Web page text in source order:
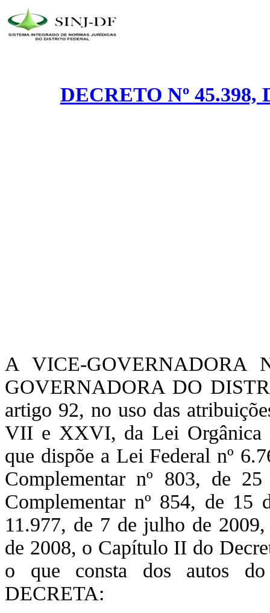
DECRETO Nº 45.398,
A VICE-GOVERNADORA
GOVERNADORA DO
artigo 92, no uso das
VII e XXVI, da Lei Orgânica
que dispõe a Lei Federal nº
Complementar nº 803, de
Complementar nº 854, de 15
11.977, de 7 de julho de
de 2008, o Capítulo II do
o que consta dos autos do
DECRETA: